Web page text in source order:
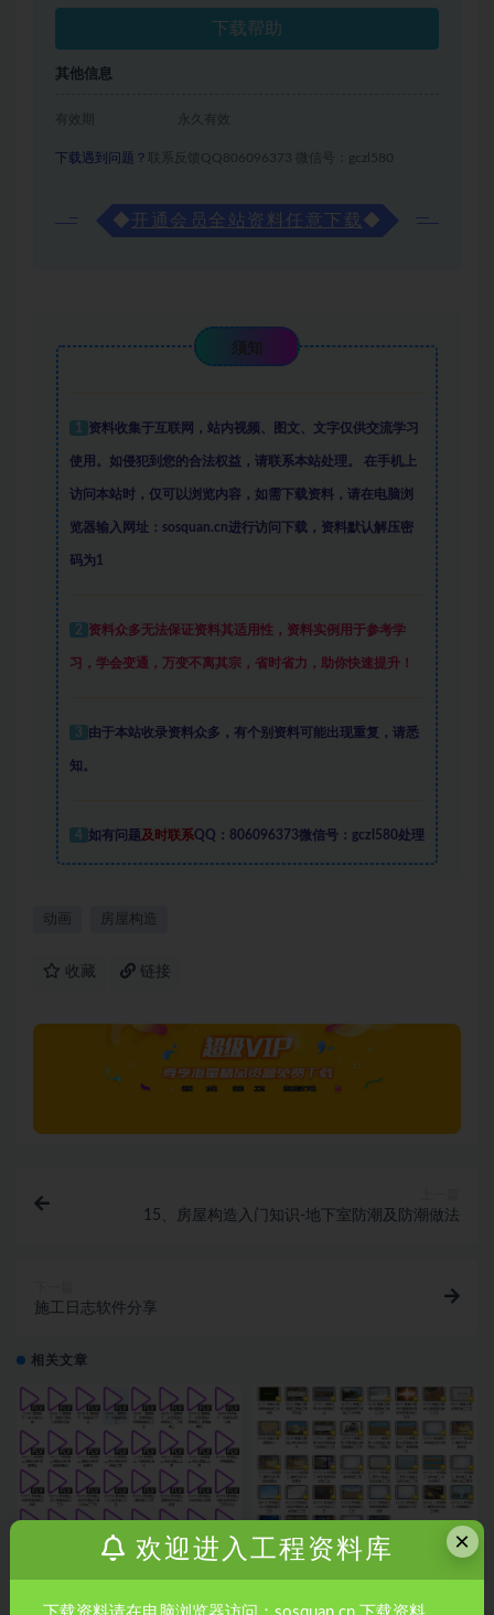
下载帮助
其他信息
有效期 永久有效
下载遇到问题？ 联系反馈QQ806096373 微信号：gczl580
◆ 开通会员全站资料任意下载◆
须知
1 资料收集于互联网 ， 站内视频、图文、文字仅供交流学习
使用。如侵犯到您的合法权益，请联系本站处理。 在手机上
访问本站时，仅可以浏览内容，如需下载资料，请在电脑浏
览器输入网址：sosquan.cn进行访问下载， 资料默认解压密
码为1
2 资料众多无法保证资料其适用性，资料实例 用于参考学
习，学会变通，万变不离其宗，省时省力，助你快速提升！
3 由于本站收录资料众多，有个别资料可能出现重复，请悉
知。
4 如有问题及时联系QQ：806096373微信号：gczl580处理
动画 房屋构造
收藏 链接
15、房屋构造入门知识-地下室防潮及防潮做法
施工日志软件分享
相关文章
市政《施工动画》 公路《施工动画》 ×
欢迎进入工程资料库